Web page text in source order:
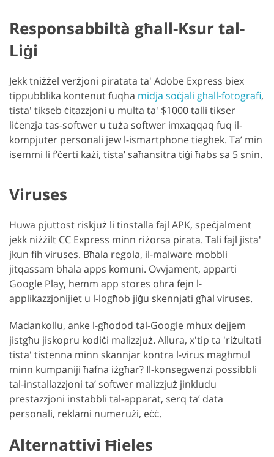
Responsabbiltà għall-Ksur tal-
Liġi
Jekk tniżżel verżjoni piratata ta' Adobe Express biex
tippubblika kontenut fuqha midja soċjali għall-fotografi,
tista' tikseb ċitazzjoni u multa ta' $1000 talli tikser
liċenzja tas-softwer u tuża softwer imxaqqaq fuq il-
kompjuter personali jew l-ismartphone tiegħek. Ta’ min
isemmi li f’ċerti każi, tista’ saħansitra tiġi ħabs sa 5 snin.
Viruses
Huwa pjuttost riskjuż li tinstalla fajl APK, speċjalment
jekk niżżilt CC Express minn riżorsa pirata. Tali fajl jista'
jkun fih viruses. Bħala regola, il-malware mobbli
jitqassam bħala apps komuni. Ovvjament, apparti
Google Play, hemm app stores oħra fejn l-
applikazzjonijiet u l-logħob jiġu skennjati għal viruses.
Madankollu, anke l-għodod tal-Google mhux dejjem
jistgħu jiskopru kodiċi malizzjuż. Allura, x'tip ta 'riżultati
tista' tistenna minn skannjar kontra l-virus magħmul
minn kumpaniji ħafna iżgħar? Il-konsegwenzi possibbli
tal-installazzjoni ta’ softwer malizzjuż jinkludu
prestazzjoni instabbli tal-apparat, serq ta’ data
personali, reklami numerużi, eċċ.
Alternattivi Ħieles